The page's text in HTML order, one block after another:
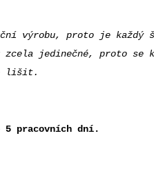
výrobu, proto je
zcela jedinečné, proto se
lišit.
5 pracovních dní.